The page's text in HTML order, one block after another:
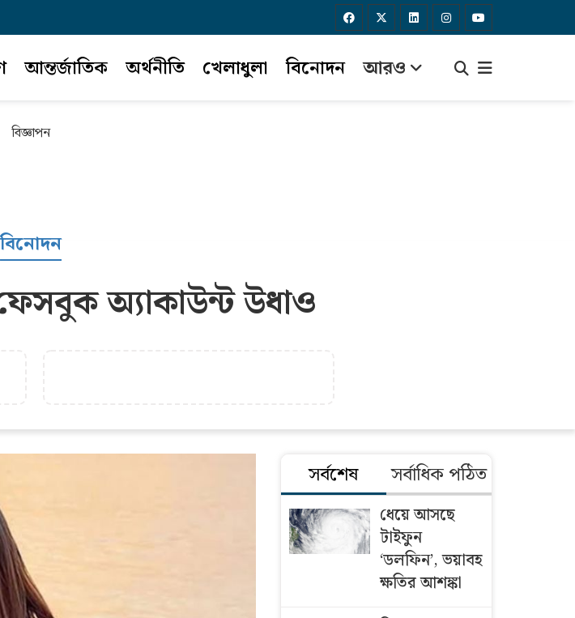
আন্তর্জাতিক অর্থনীতি খেলাধুলা বিনোদন আরও
বিজ্ঞাপন
বিনোদন
অ্যাকাউন্ট উধাও
সর্বশেষ সর্বাধিক পঠিত
ধেয়ে আসছে
টাইফুন
‘ডলফিন’, ভয়াবহ
ক্ষতির আশঙ্কা